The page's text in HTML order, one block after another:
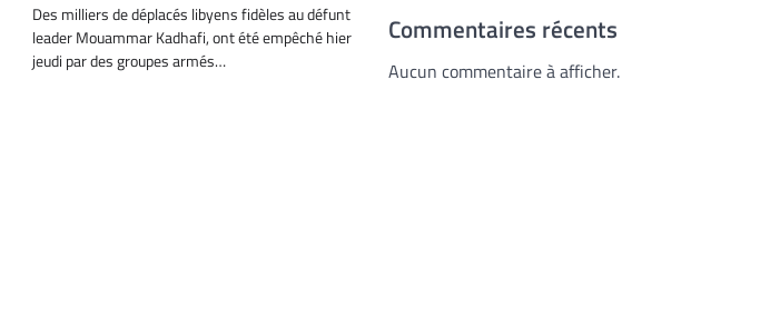
Des milliers de déplacés libyens fidèles au défunt
leader Mouammar Kadhafi, ont été empêché hier
jeudi par des groupes armés…
Commentaires récents
Aucun commentaire à afficher.